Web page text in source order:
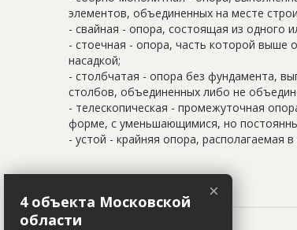
элементов, объединенных на месте
- свайная - опора, состоящая из одного
- стоечная - опора, часть которой выше
насадкой;
- столбчатая - опора без фундамента,
столбов, объединенных либо не
- телескопическая - промежуточная
форме, с уменьшающимися, но
- устой - крайняя опора, располагаемая
×
4 объекта Московской
области